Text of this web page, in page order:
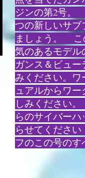
ジンの第2号。
つの新しいサブ
ましょう。 こ
気のあるモデル
ガンス＆ビュー
みください。ワ
ュアルからワ
しみください
らのサイバー
らせてください
フのこの号のす